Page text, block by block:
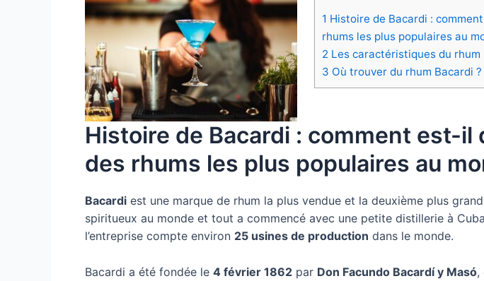
1 Histoire de Bacardi :
rhums les plus populaires au
2 Les caractéristiques du rhum
3 Où trouver du rhum Bacardi ?
Histoire de Bacardi : comment est-il
des rhums les plus populaires au
Bacardi est une marque de rhum la plus vendue et la deuxième plus
spiritueux au monde et tout a commencé avec une petite distillerie à
l’entreprise compte environ 25 usines de production dans le monde.
Bacardi a été fondée le 4 février 1862 par Don Facundo Bacardí y Masó,